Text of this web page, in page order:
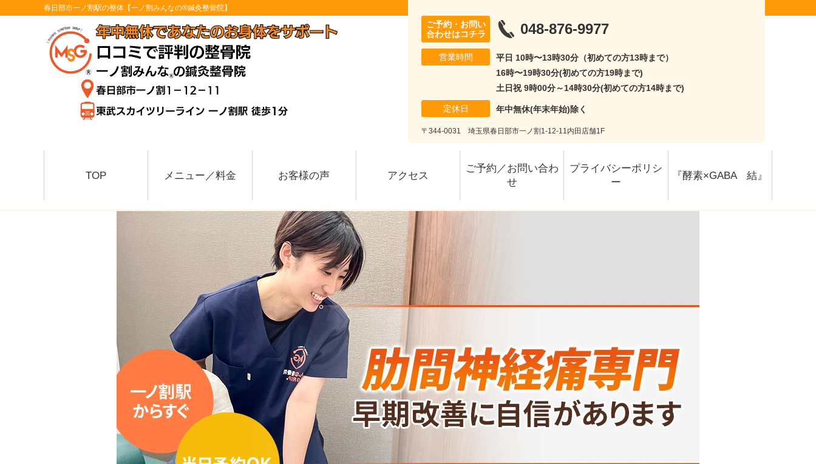
春日部市一ノ割駅の整体【一ノ割みんなの®鍼灸整骨院】
ご予約・お問い
合わせはコチラ
048-876-9977
営業時間
平日 10時〜13時30分（初めての方13時まで）
16時〜19時30分(初めての方19時まで)
土日祝 9時00分～14時30分(初めての方14時まで)
定休日 年中無休(年末年始)除く
〒344-0031 埼玉県春日部市一ノ割1-12-11内田店舗1F
TOP メニュー／料金 お客様の声 アクセス
ご予約／お問い合わ
せ
プライバシーポリシ
ー
『酵素×GABA 結』